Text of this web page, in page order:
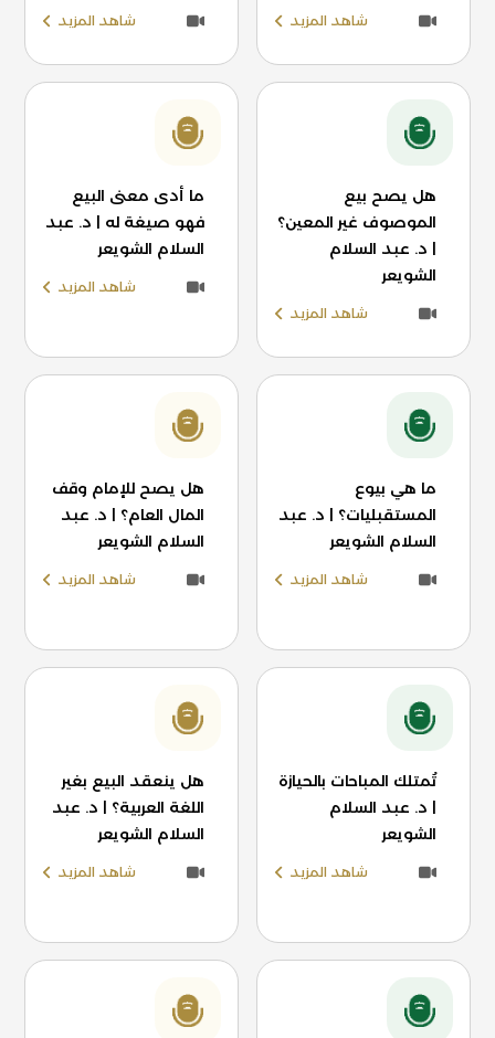
شاهد المزيد شاهد المزيد
هل يصح بيع
الموصوف غير المعين؟
| د. عبد السلام
الشويعر
شاهد المزيد
ما أدى معنى البيع
فهو صيغة له | د. عبد
السلام الشويعر
شاهد المزيد
ما هي بيوع
المستقبليات؟ | د. عبد
السلام الشويعر
شاهد المزيد
هل يصح للإمام وقف
المال العام؟ | د. عبد
السلام الشويعر
شاهد المزيد
تُمتلك المباحات بالحيازة
| د. عبد السلام
الشويعر
شاهد المزيد
هل ينعقد البيع بغير
اللغة العربية؟ | د. عبد
السلام الشويعر
شاهد المزيد